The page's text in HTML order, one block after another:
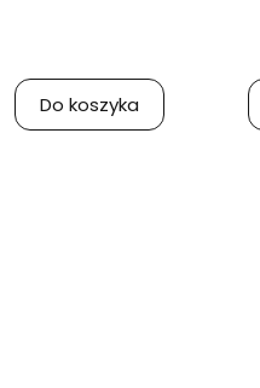
Do koszyka